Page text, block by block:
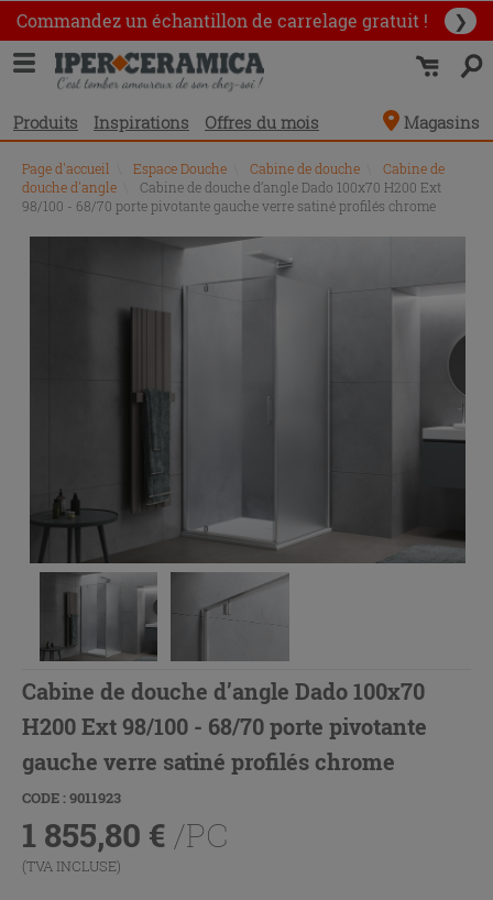
Commandez un échantillon de carrelage gratuit ! ❯
Produits Inspirations Offres du mois Magasins
Page d'accueil Espace Douche Cabine de douche
Cabine de
douche d'angle
Cabine de douche d’angle Dado 100x70 H200 Ext
98/100 - 68/70 porte pivotante gauche verre satiné profilés chrome
Cabine de douche d’angle Dado 100x70
H200 Ext 98/100 - 68/70 porte pivotante
gauche verre satiné profilés chrome
CODE : 9011923
1 855,80 € /PC
(TVA INCLUSE)